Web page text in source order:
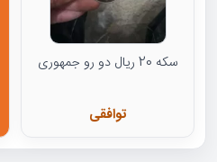
سکه 20 ریال دو رو جمهوری
توافقی